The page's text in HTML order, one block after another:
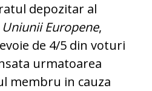
depozitar al
Uniunii Europene,
de 4/5 din voturi
urmatoarea
membru in cauza